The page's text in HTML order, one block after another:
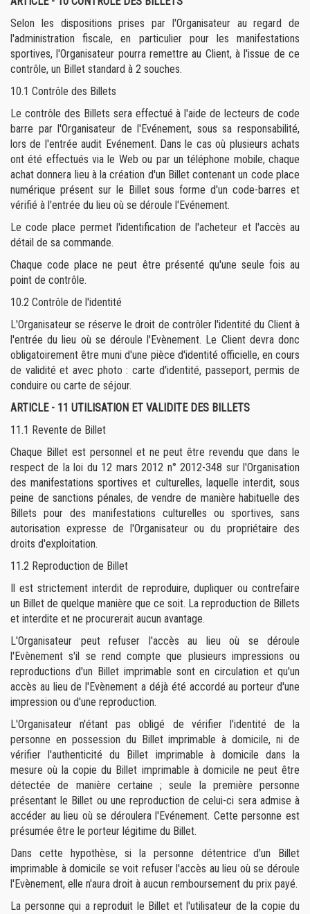
Selon les dispositions prises par l'Organisateur au regard de
l'administration fiscale, en particulier pour les manifestations
sportives, l'Organisateur pourra remettre au Client, à l'issue de ce
contrôle, un Billet standard à 2 souches.
10.1 Contrôle des Billets
Le contrôle des Billets sera effectué à l'aide de lecteurs de code
barre par l'Organisateur de l'Evénement, sous sa responsabilité,
lors de l'entrée audit Evénement. Dans le cas où plusieurs achats
ont été effectués via le Web ou par un téléphone mobile, chaque
achat donnera lieu à la création d'un Billet contenant un code place
numérique présent sur le Billet sous forme d'un code-barres et
vérifié à l'entrée du lieu où se déroule l'Evénement.
Le code place permet l'identification de l'acheteur et l'accès au
détail de sa commande.
Chaque code place ne peut être présenté qu'une seule fois au
point de contrôle.
10.2 Contrôle de l'identité
L'Organisateur se réserve le droit de contrôler l'identité du Client à
l'entrée du lieu où se déroule l'Evènement. Le Client devra donc
obligatoirement être muni d'une pièce d'identité officielle, en cours
de validité et avec photo : carte d'identité, passeport, permis de
conduire ou carte de séjour.
ARTICLE - 11 UTILISATION ET VALIDITE DES BILLETS
11.1 Revente de Billet
Chaque Billet est personnel et ne peut être revendu que dans le
respect de la loi du 12 mars 2012 n° 2012-348 sur l'Organisation
des manifestations sportives et culturelles, laquelle interdit, sous
peine de sanctions pénales, de vendre de manière habituelle des
Billets pour des manifestations culturelles ou sportives, sans
autorisation expresse de l'Organisateur ou du propriétaire des
droits d'exploitation.
11.2 Reproduction de Billet
Il est strictement interdit de reproduire, dupliquer ou contrefaire
un Billet de quelque manière que ce soit. La reproduction de Billets
et interdite et ne procurerait aucun avantage.
L'Organisateur peut refuser l'accès au lieu où se déroule
l'Evènement s'il se rend compte que plusieurs impressions ou
reproductions d'un Billet imprimable sont en circulation et qu'un
accès au lieu de l'Evènement a déjà été accordé au porteur d'une
impression ou d'une reproduction.
L'Organisateur n'étant pas obligé de vérifier l'identité de la
personne en possession du Billet imprimable à domicile, ni de
vérifier l'authenticité du Billet imprimable à domicile dans la
mesure où la copie du Billet imprimable à domicile ne peut être
détectée de manière certaine ; seule la première personne
présentant le Billet ou une reproduction de celui-ci sera admise à
accéder au lieu où se déroulera l'Evénement. Cette personne est
présumée être le porteur légitime du Billet.
Dans cette hypothèse, si la personne détentrice d'un Billet
imprimable à domicile se voit refuser l'accès au lieu où se déroule
l'Evènement, elle n'aura droit à aucun remboursement du prix payé.
La personne qui a reproduit le Billet et l'utilisateur de la copie du